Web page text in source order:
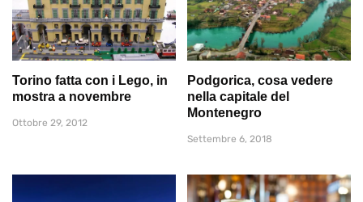
Torino fatta con i Lego, in
mostra a novembre
Ottobre 29, 2012
Podgorica, cosa vedere
nella capitale del
Montenegro
Settembre 6, 2018